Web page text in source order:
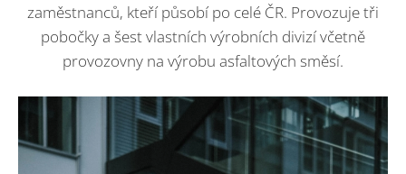
zaměstnanců, kteří působí po celé ČR. Provozuje tři
pobočky a šest vlastních výrobních divizí včetně
provozovny na výrobu asfaltových směsí.